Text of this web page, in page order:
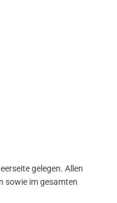
gelegen. Allen
sowie im gesamten